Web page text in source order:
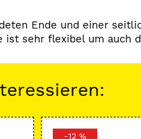
Ende und einer
ist sehr flexibel um auch
-12 %